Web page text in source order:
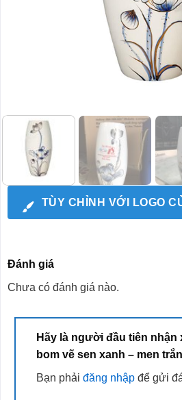
TÙY CHỈNH VỚI LOGO
Đánh giá
Chưa có đánh giá nào.
Hãy là người đầu tiên nhận
bom vẽ sen xanh – men
Bạn phải đăng nhậpđể gửi